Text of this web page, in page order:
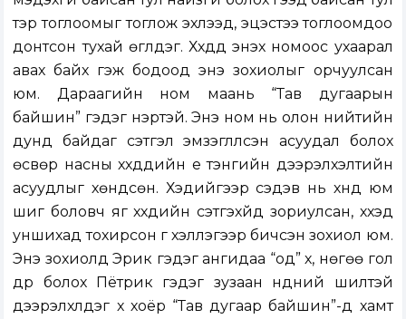
тэр тоглоомыг тоглож эхлээд, эцэстээ тоглоомдоо
донтсон тухай өгүүлдэг. Хүүхдүүд энэхүү номоос ухаарал
авах байх гэж бодоод энэ зохиолыг орчуулсан
юм. Дараагийн ном маань “Тав дугаарын
байшин” гэдэг нэртэй. Энэ ном нь олон нийтийн
дунд байдаг сэтгэл эмзэглүүлсэн асуудал болох
өсвөр насны хүүхдүүдийн үе тэнгийн дээрэлхэлтийн
асуудлыг хөндсөн. Хэдийгээр сэдэв нь хүнд юм
шиг боловч яг хүүхдийн сэтгэхүйд зориулсан, хүүхэд
уншихад тохирсон үг хэллэгээр бичсэн зохиол юм.
Энэ зохиолд Эрик гэдэг ангидаа “од” хүү, нөгөө гол
дүр болох Пётрик гэдэг зузаан нүдний шилтэй
дээрэлхүүлдэг хүү хоёр “Тав дугаар байшин”-д хамт